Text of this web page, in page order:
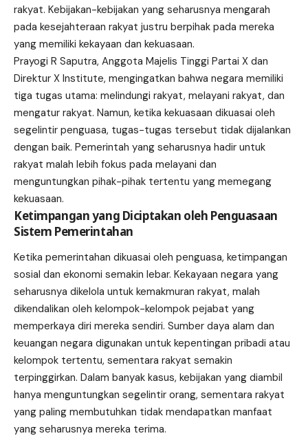
rakyat. Kebijakan-kebijakan yang seharusnya mengarah
pada kesejahteraan rakyat justru berpihak pada mereka
yang memiliki kekayaan dan kekuasaan.
Prayogi R Saputra, Anggota Majelis Tinggi Partai X dan
Direktur X Institute, mengingatkan bahwa negara memiliki
tiga tugas utama: melindungi rakyat, melayani rakyat, dan
mengatur rakyat. Namun, ketika kekuasaan dikuasai oleh
segelintir penguasa, tugas-tugas tersebut tidak dijalankan
dengan baik. Pemerintah yang seharusnya hadir untuk
rakyat malah lebih fokus pada melayani dan
menguntungkan pihak-pihak tertentu yang memegang
kekuasaan.
Ketimpangan yang Diciptakan oleh Penguasaan
Sistem Pemerintahan
Ketika pemerintahan dikuasai oleh penguasa, ketimpangan
sosial dan ekonomi semakin lebar. Kekayaan negara yang
seharusnya dikelola untuk kemakmuran rakyat, malah
dikendalikan oleh kelompok-kelompok pejabat yang
memperkaya diri mereka sendiri. Sumber daya alam dan
keuangan negara digunakan untuk kepentingan pribadi atau
kelompok tertentu, sementara rakyat semakin
terpinggirkan. Dalam banyak kasus, kebijakan yang diambil
hanya menguntungkan segelintir orang, sementara rakyat
yang paling membutuhkan tidak mendapatkan manfaat
yang seharusnya mereka terima.